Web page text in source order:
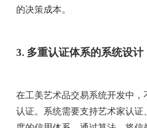
的决策成本。
3. 多重认证体系的系统设计
在工美艺术品交易系统开发中
认证。系统需要支持艺术家认